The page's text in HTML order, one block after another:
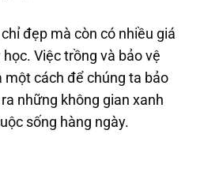
đẹp mà còn có nhiều giá
Việc trồng và bảo vệ
một cách để chúng ta bảo
những không gian xanh
sống hàng ngày.